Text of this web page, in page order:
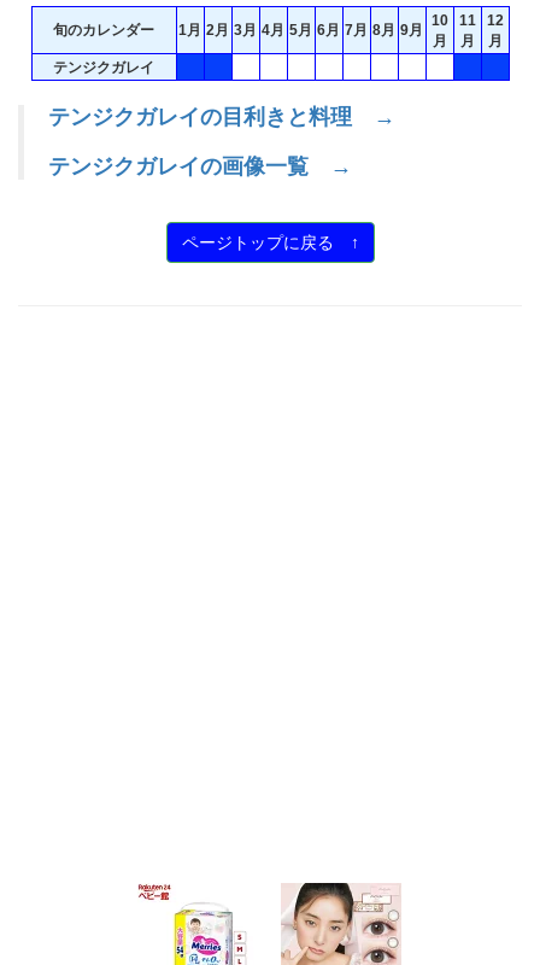
旬のカレンダー 1月 2月 3月 4月 5月 6月 7月 8月 9月
10
月
11
月
12
月
テンジクガレイ
テンジクガレイの目利きと料理 →
テンジクガレイの画像一覧 →
ページトップに戻る ↑